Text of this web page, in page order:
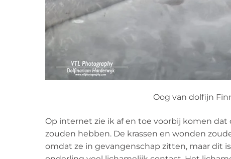
Oog van dolfijn
Op internet zie ik af en toe voorbij komen
zouden hebben. De krassen en wonden
omdat ze in gevangenschap zitten, maar dit